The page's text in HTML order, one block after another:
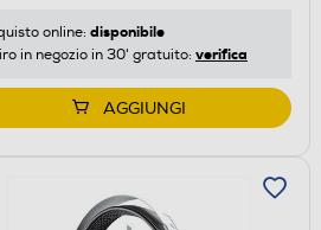
online: disponibile
in negozio in 30' gratuito: verifica
AGGIUNGI